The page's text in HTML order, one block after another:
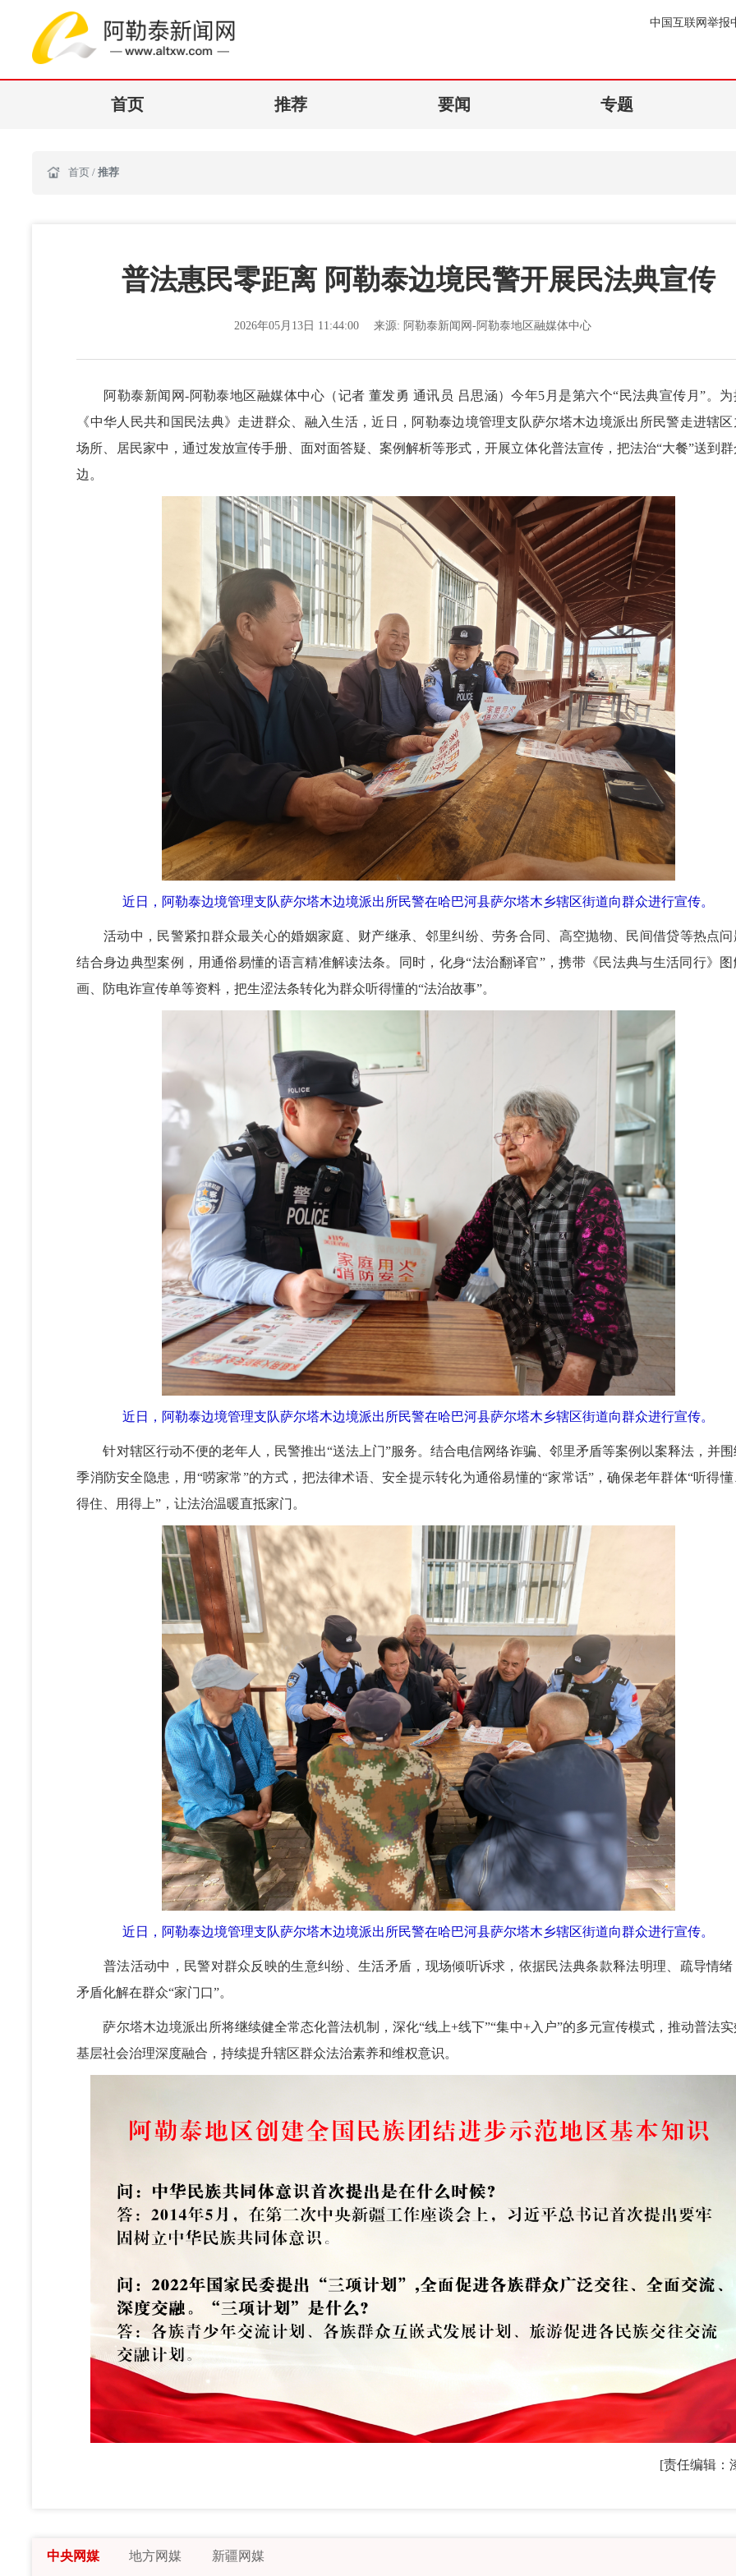
中国互联网举报
首页 推荐 要闻 专题
首页 / 推荐
普法惠民零距离 阿勒泰边境民警开展民法典宣传
2026年05月13日 11:44:00 来源: 阿勒泰新闻网-阿勒泰地区融媒体中心
阿勒泰新闻网-阿勒泰地区融媒体中心（记者 董发勇 通讯员 吕思涵）今年5月是第六个“民法典宣传月”。为
《中华人民共和国民法典》走进群众、融入生活，近日，阿勒泰边境管理支队萨尔塔木边境派出所民警走进辖
场所、居民家中，通过发放宣传手册、面对面答疑、案例解析等形式，开展立体化普法宣传，把法治“大餐”送到
边。
近日，阿勒泰边境管理支队萨尔塔木边境派出所民警在哈巴河县萨尔塔木乡辖区街道向群众进行宣传。
活动中，民警紧扣群众最关心的婚姻家庭、财产继承、邻里纠纷、劳务合同、高空抛物、民间借贷等热点问
结合身边典型案例，用通俗易懂的语言精准解读法条。同时，化身“法治翻译官”，携带《民法典与生活同行》图
画、防电诈宣传单等资料，把生涩法条转化为群众听得懂的“法治故事”。
近日，阿勒泰边境管理支队萨尔塔木边境派出所民警在哈巴河县萨尔塔木乡辖区街道向群众进行宣传。
针对辖区行动不便的老年人，民警推出“送法上门”服务。结合电信网络诈骗、邻里矛盾等案例以案释法，并围
季消防安全隐患，用“唠家常”的方式，把法律术语、安全提示转化为通俗易懂的“家常话”，确保老年群体“听得
得住、用得上”，让法治温暖直抵家门。
近日，阿勒泰边境管理支队萨尔塔木边境派出所民警在哈巴河县萨尔塔木乡辖区街道向群众进行宣传。
普法活动中，民警对群众反映的生意纠纷、生活矛盾，现场倾听诉求，依据民法典条款释法明理、疏导情绪
矛盾化解在群众“家门口”。
萨尔塔木边境派出所将继续健全常态化普法机制，深化“线上+线下”“集中+入户”的多元宣传模式，推动普法实
基层社会治理深度融合，持续提升辖区群众法治素养和维权意识。
[责任编辑：
中央网媒 地方网媒 新疆网媒